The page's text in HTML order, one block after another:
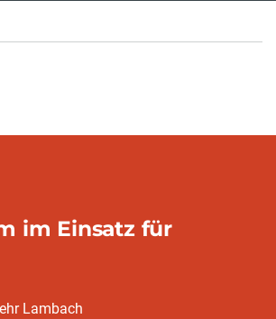
im Einsatz für
Lambach